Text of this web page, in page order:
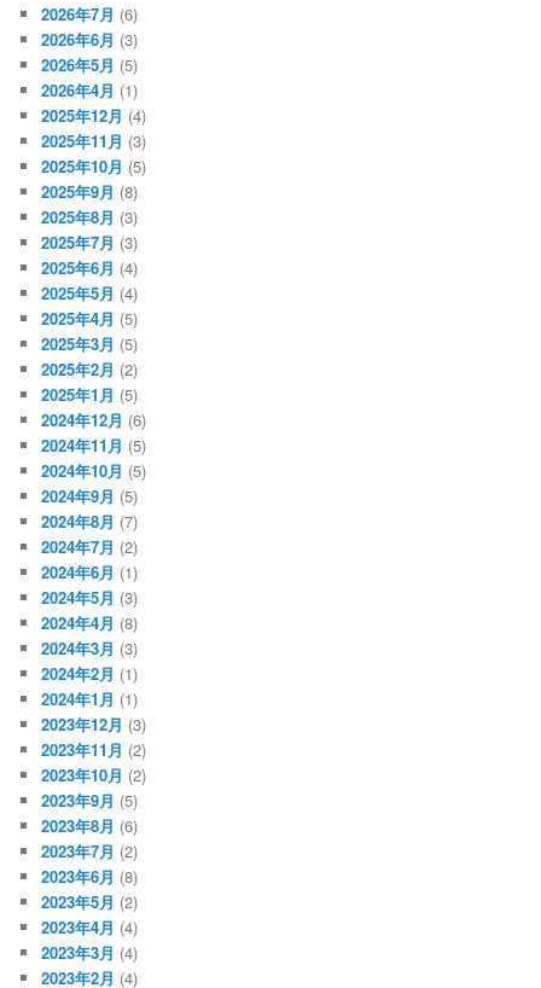
2026年7月 (6)
2026年6月 (3)
2026年5月 (5)
2026年4月 (1)
2025年12月 (4)
2025年11月 (3)
2025年10月 (5)
2025年9月 (8)
2025年8月 (3)
2025年7月 (3)
2025年6月 (4)
2025年5月 (4)
2025年4月 (5)
2025年3月 (5)
2025年2月 (2)
2025年1月 (5)
2024年12月 (6)
2024年11月 (5)
2024年10月 (5)
2024年9月 (5)
2024年8月 (7)
2024年7月 (2)
2024年6月 (1)
2024年5月 (3)
2024年4月 (8)
2024年3月 (3)
2024年2月 (1)
2024年1月 (1)
2023年12月 (3)
2023年11月 (2)
2023年10月 (2)
2023年9月 (5)
2023年8月 (6)
2023年7月 (2)
2023年6月 (8)
2023年5月 (2)
2023年4月 (4)
2023年3月 (4)
2023年2月 (4)